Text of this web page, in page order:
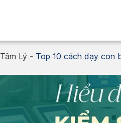
Tâm Lý - Top 10 cách dạy con